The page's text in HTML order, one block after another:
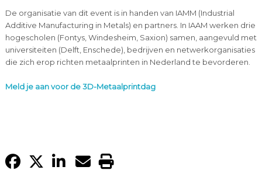
De organisatie van dit event is in handen van IAMM (Industrial
Additive Manufacturing in Metals) en partners. In IAAM werken drie
hogescholen (Fontys, Windesheim, Saxion) samen, aangevuld met
universiteiten (Delft, Enschede), bedrijven en netwerkorganisaties
die zich erop richten metaalprinten in Nederland te bevorderen.
Meld je aan voor de 3D-Metaalprintdag